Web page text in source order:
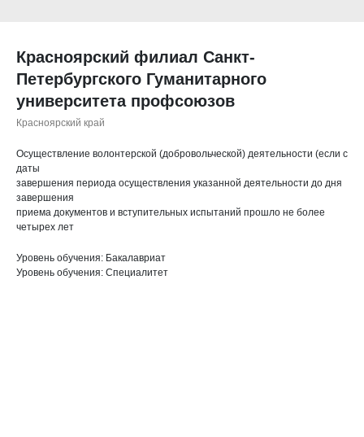
Красноярский филиал Санкт-
Петербургского Гуманитарного
университета профсоюзов
Красноярский край
Осуществление волонтерской (добровольческой) деятельности (если с
даты
завершения периода осуществления указанной деятельности до дня
завершения
приема документов и вступительных испытаний прошло не более
четырех лет
Уровень обучения: Бакалавриат
Уровень обучения: Специалитет